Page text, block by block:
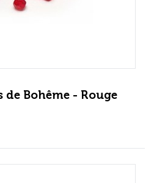
de Bohême - Rouge